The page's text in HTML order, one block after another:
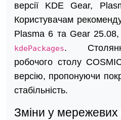
версії KDE Gear,
Користувачам
Plasma 6 та Gear
kdePackages.
робочого столу
версію, пропонуючи
стабільність.
Зміни у